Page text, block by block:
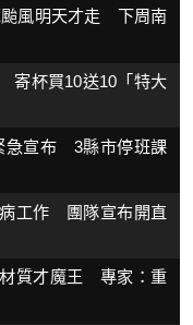
颱風明天才走 下周南
寄杯買10送10「特大
急宣布 3縣市停班課
工作 團隊宣布開直
材質才魔王 專家：重